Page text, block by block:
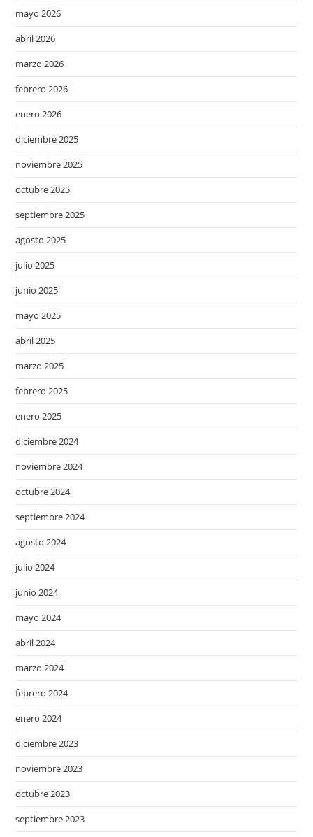
mayo 2026
abril 2026
marzo 2026
febrero 2026
enero 2026
diciembre 2025
noviembre 2025
octubre 2025
septiembre 2025
agosto 2025
julio 2025
junio 2025
mayo 2025
abril 2025
marzo 2025
febrero 2025
enero 2025
diciembre 2024
noviembre 2024
octubre 2024
septiembre 2024
agosto 2024
julio 2024
junio 2024
mayo 2024
abril 2024
marzo 2024
febrero 2024
enero 2024
diciembre 2023
noviembre 2023
octubre 2023
septiembre 2023